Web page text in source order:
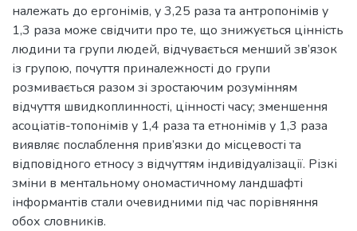
належать до ергонімів, у 3,25 раза та антропонімів у
1,3 раза може свідчити про те, що знижується цінність
людини та групи людей, відчувається менший зв’язок
із групою, почуття приналежності до групи
розмивається разом зі зростаючим розумінням
відчуття швидкоплинності, цінності часу; зменшення
асоціатів-топонімів у 1,4 раза та етнонімів у 1,3 раза
виявляє послаблення прив’язки до місцевості та
відповідного етносу з відчуттям індивідуалізації. Різкі
зміни в ментальному ономастичному ландшафті
інформантів стали очевидними під час порівняння
обох словників.